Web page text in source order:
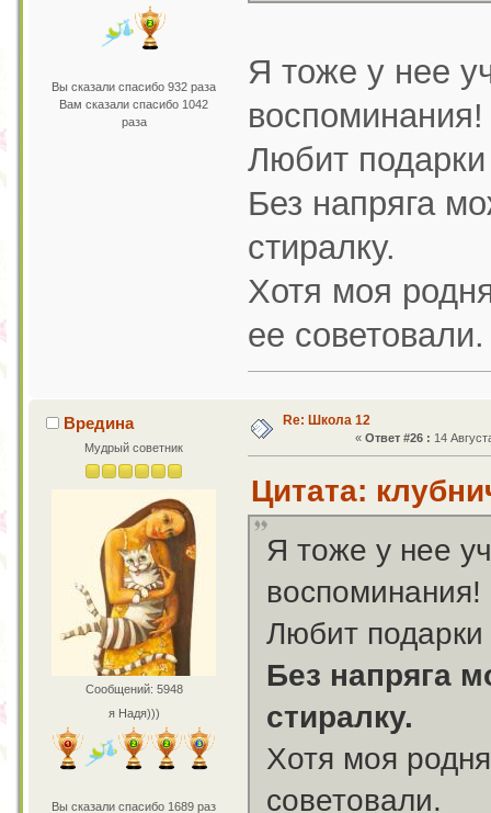
Вы сказали спасибо 932 раза
Вам сказали спасибо 1042
раза
Я тоже у нее
воспоминания!
Любит подарки
Без напряга
стиралку.
Хотя моя
ее советовали.
Вредина
Мудрый советник
Сообщений: 5948
я Надя)))
Вы сказали спасибо 1689 раз
Re: Школа 12
« Ответ #26 : 14
Цитата:
Я тоже у нее
воспоминания!
Любит подарки
Без напряга
стиралку.
Хотя моя
советовали.